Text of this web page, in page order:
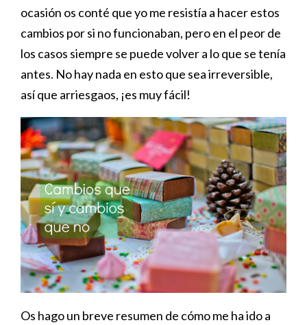
ocasión os conté que yo me resistía a hacer estos
cambios por si no funcionaban, pero en el peor de
los casos siempre se puede volver a lo que se tenía
antes. No hay nada en esto que sea irreversible,
así que arriesgaos, ¡es muy fácil!
Os hago un breve resumen de cómo me ha ido a